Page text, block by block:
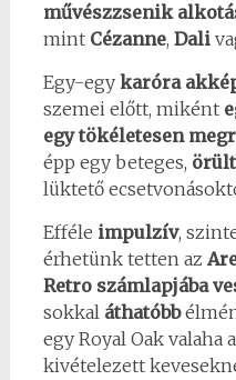
művészzsenik
mint Cézanne, Dali
Egy-egy karóra
szemei előtt, miként
egy tökéletesen
épp egy beteges,
lüktető
Efféle impulzív,
érhetünk tetten az
Retro számlapjába
sokkal áthatóbb
egy Royal Oak valaha
kivételezett